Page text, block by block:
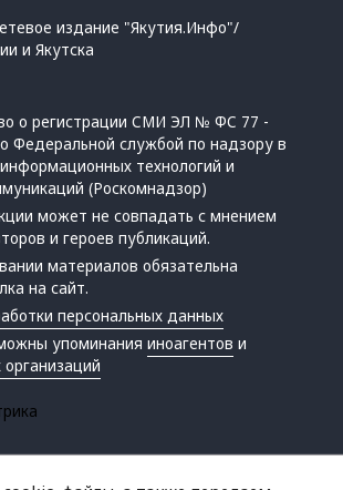
издание "Якутия.Инфо"/
и Якутска
о регистрации СМИ ЭЛ № ФС 77 -
Федеральной службой по надзору в
технологий и
(Роскомнадзор)
может не совпадать с мнением
и героев публикаций.
материалов обязательна
на сайт.
персональных данных
упоминанияиноагентов и